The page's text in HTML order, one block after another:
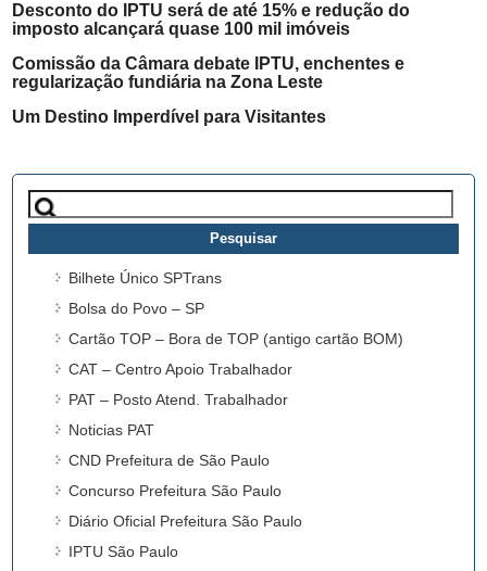
Desconto do IPTU será de até 15% e redução do
imposto alcançará quase 100 mil imóveis
Comissão da Câmara debate IPTU, enchentes e
regularização fundiária na Zona Leste
Um Destino Imperdível para Visitantes
Pesquisar
por:
Bilhete Único SPTrans
Bolsa do Povo – SP
Cartão TOP – Bora de TOP (antigo cartão BOM)
CAT – Centro Apoio Trabalhador
PAT – Posto Atend. Trabalhador
Noticias PAT
CND Prefeitura de São Paulo
Concurso Prefeitura São Paulo
Diário Oficial Prefeitura São Paulo
IPTU São Paulo